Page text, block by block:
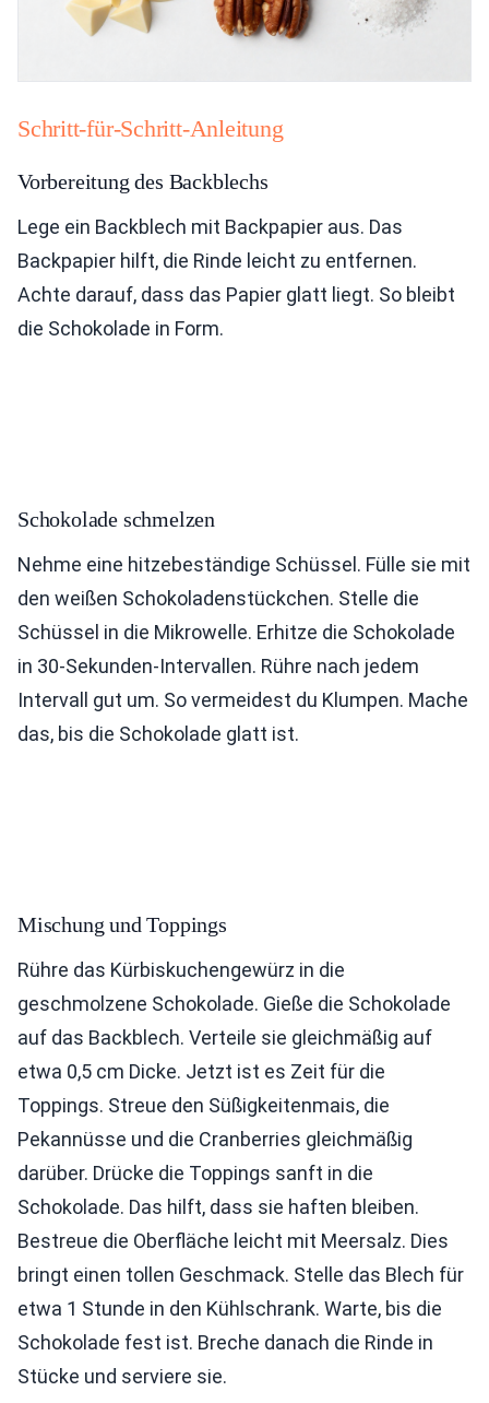
Schritt-für-Schritt-Anleitung
Vorbereitung des Backblechs
Lege ein Backblech mit Backpapier aus. Das
Backpapier hilft, die Rinde leicht zu entfernen.
Achte darauf, dass das Papier glatt liegt. So bleibt
die Schokolade in Form.
Schokolade schmelzen
Nehme eine hitzebeständige Schüssel. Fülle sie mit
den weißen Schokoladenstückchen. Stelle die
Schüssel in die Mikrowelle. Erhitze die Schokolade
in 30-Sekunden-Intervallen. Rühre nach jedem
Intervall gut um. So vermeidest du Klumpen. Mache
das, bis die Schokolade glatt ist.
Mischung und Toppings
Rühre das Kürbiskuchengewürz in die
geschmolzene Schokolade. Gieße die Schokolade
auf das Backblech. Verteile sie gleichmäßig auf
etwa 0,5 cm Dicke. Jetzt ist es Zeit für die
Toppings. Streue den Süßigkeitenmais, die
Pekannüsse und die Cranberries gleichmäßig
darüber. Drücke die Toppings sanft in die
Schokolade. Das hilft, dass sie haften bleiben.
Bestreue die Oberfläche leicht mit Meersalz. Dies
bringt einen tollen Geschmack. Stelle das Blech für
etwa 1 Stunde in den Kühlschrank. Warte, bis die
Schokolade fest ist. Breche danach die Rinde in
Stücke und serviere sie.